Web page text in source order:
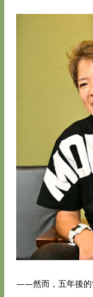
——然而，五年後的